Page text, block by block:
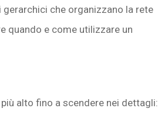
che organizzano la rete
quando e come utilizzare un
alto fino a scendere nei dettagli: